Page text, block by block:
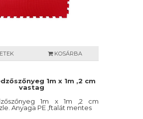
KOSÁRBA
1m x 1m ,2 cm
vastag
1m x 1m ,2 cm
Anyaga PE ,ftalát mentes